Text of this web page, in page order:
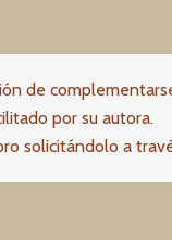
de
por su autora.
solicitándolo a